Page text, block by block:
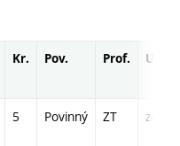
Kr. Pov. Prof. Uk.
5 Povinný ZT zá,zk